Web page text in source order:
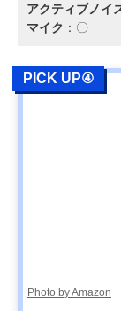
アクティブノイ
マイク ：〇
PICK UP④
Photo by Amazon